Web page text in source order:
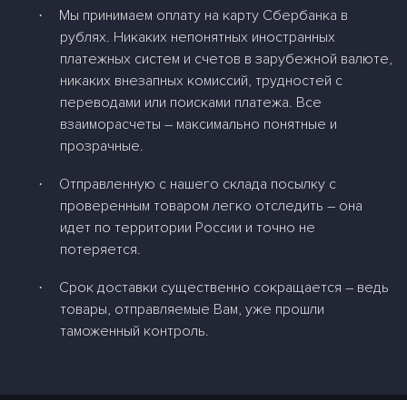
·
Мы принимаем оплату на карту Сбербанка в
рублях. Никаких непонятных иностранных
платежных систем и счетов в зарубежной валюте,
никаких внезапных комиссий, трудностей с
переводами или поисками платежа. Все
взаиморасчеты – максимально понятные и
прозрачные.
·
Отправленную с нашего склада посылку с
проверенным товаром легко отследить – она
идет по территории России и точно не
потеряется.
·
Срок доставки существенно сокращается – ведь
товары, отправляемые Вам, уже прошли
таможенный контроль.